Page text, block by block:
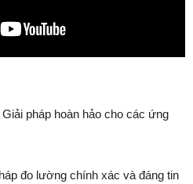
pháp hoàn hảo cho các ứng
đo lường chính xác và đáng tin